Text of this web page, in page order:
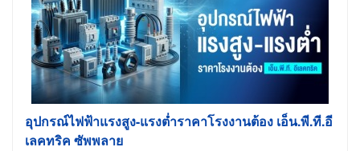
อุปกรณ์ไฟฟ้าแรงสูง-แรงต่ำราคาโรงงานต้อง เอ็น.พี.ที.อี
เลคทริค ซัพพลาย